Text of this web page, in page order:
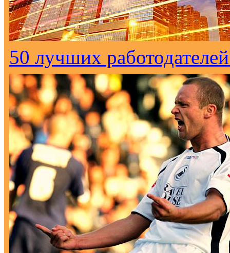
50 лучших